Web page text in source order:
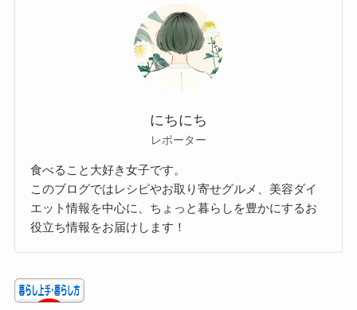
にちにち
レポーター
食べること大好き女子です。
このブログではレシピやお取り寄せグルメ、美容ダイ
エット情報を中心に、ちょっと暮らしを豊かにするお
役立ち情報をお届けします！